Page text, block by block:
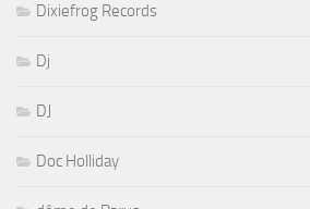
Dixiefrog Records
Dj
DJ
Doc Holliday